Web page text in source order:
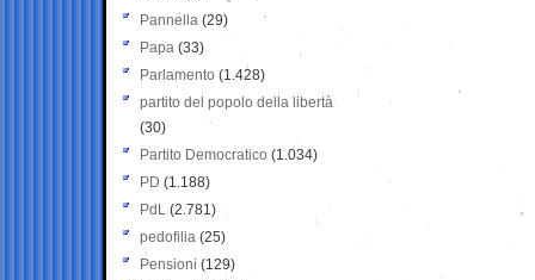
Pannella (29)
Papa (33)
Parlamento (1.428)
partito del popolo della libertà
(30)
Partito Democratico (1.034)
PD (1.188)
PdL (2.781)
pedofilia (25)
Pensioni (129)